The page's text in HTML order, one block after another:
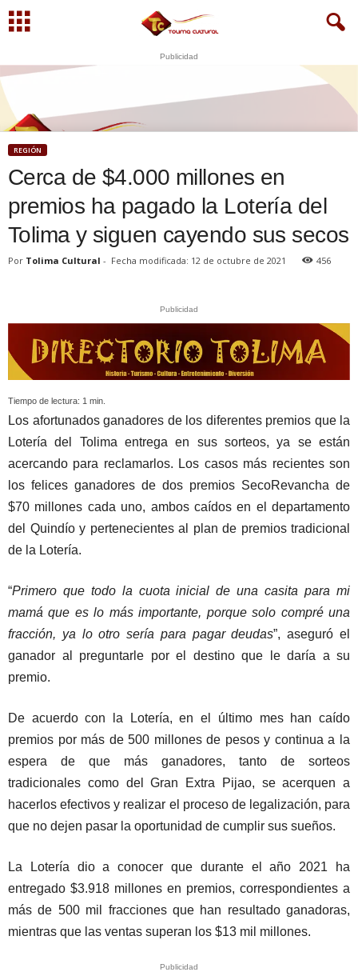
Publicidad
WhatsApp
+573249605958
REGIÓN
Cerca de $4.000 millones en
premios ha pagado la Lotería del
Tolima y siguen cayendo sus secos
Por Tolima Cultural - Fecha modificada: 12 de octubre de 2021 456
Publicidad
Tiempo de lectura: 1 min.
Los afortunados ganadores de los diferentes premios que la
Lotería del Tolima entrega en sus sorteos, ya se están
acercando para reclamarlos. Los casos más recientes son
los felices ganadores de dos premios SecoRevancha de
$70 millones cada uno, ambos caídos en el departamento
del Quindío y pertenecientes al plan de premios tradicional
de la Lotería.
“Primero que todo la cuota inicial de una casita para mi
mamá que es lo más importante, porque solo compré una
fracción, ya lo otro sería para pagar deudas”, aseguró el
ganador al preguntarle por el destino que le daría a su
premio.
De acuerdo con la Lotería, en el último mes han caído
premios por más de 500 millones de pesos y continua a la
espera de que más ganadores, tanto de sorteos
tradicionales como del Gran Extra Pijao, se acerquen a
hacerlos efectivos y realizar el proceso de legalización, para
que no dejen pasar la oportunidad de cumplir sus sueños.
La Lotería dio a conocer que durante el año 2021 ha
entregado $3.918 millones en premios, correspondientes a
más de 500 mil fracciones que han resultado ganadoras,
mientras que las ventas superan los $13 mil millones.
Publicidad